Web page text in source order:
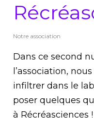
Notre association
Dans ce second
l’association,
infiltrer dans le
poser quelques
à Récréasciences